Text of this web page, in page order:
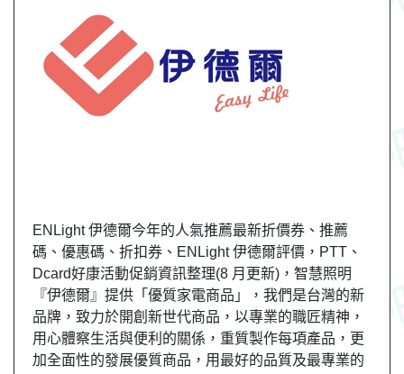
ENLight 伊德爾今年的人氣推薦最新折價券、推薦
碼、優惠碼、折扣券、ENLight 伊德爾評價，PTT、
Dcard好康活動促銷資訊整理(8 月更新)，智慧照明
『伊德爾』提供「優質家電商品」，我們是台灣的新
品牌，致力於開創新世代商品，以專業的職匠精神，
用心體察生活與便利的關係，重質製作每項產品，更
加全面性的發展優質商品，用最好的品質及最專業的